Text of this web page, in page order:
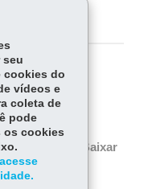
W
ha
Ap
p
Baixar
seu
cookies do
vídeos e
coleta de
pode
os cookies